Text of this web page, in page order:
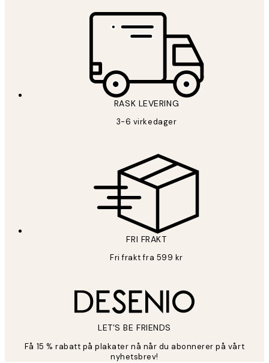
RASK LEVERING
3-6 virkedager
FRI FRAKT
Fri frakt fra 599 kr
LET’S BE FRIENDS
Få 15 % rabatt på plakater nå når du abonnerer på vårt
nyhetsbrev!